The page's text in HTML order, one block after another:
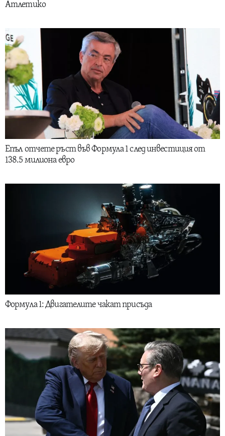
Атлетико
Епъл отчете ръст във Формула 1 след инвестиция от
138.5 милиона евро
Формула 1: Двигателите чакат присъда